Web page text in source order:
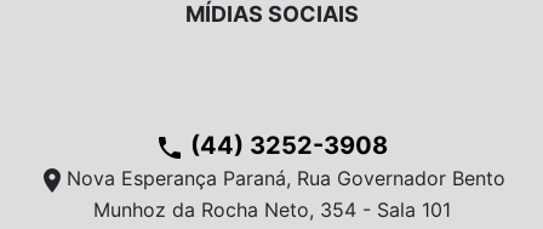
MÍDIAS SOCIAIS
phone (44) 3252-3908
location_on Nova Esperança Paraná, Rua Governador Bento
Munhoz da Rocha Neto, 354 - Sala 101